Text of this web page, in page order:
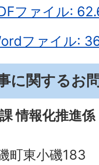
ファイル:
ファイル:
に関するお
情報化推進係
町東小磯183